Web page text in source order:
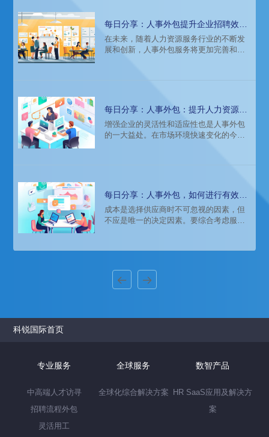
每日分享：人事外包提升企业招聘效果
的途径
在未来，随着人力资源服务行业的不断发
展和创新，人事外包服务将更加完善和多
每日分享：人事外包：提升人力资源效
率的关键手段
增强企业的灵活性和适应性也是人事外包
的一大益处。在市场环境快速变化的今
繁琐手续和潜在风险。例如，在业务旺季
时，可以增加招聘和临时人员派遣服务；
在业务淡季时，则可以相应减少，从而降
低人力资源成本，提高企业的运营效率。
每日分享：人事外包，如何进行有效的
供应商选择？
成本是选择供应商时不可忽视的因素，但
不应是唯一的决定因素。要综合考虑服务
模式和价格构成，防止在合作过程中出现
科锐国际首页
专业服务
中高端人才访寻
招聘流程外包
灵活用工
全球服务
全球化综合解决方案
数智产品
HR SaaS应用及解决方
案